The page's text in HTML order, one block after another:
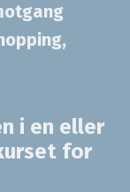
i en eller
for